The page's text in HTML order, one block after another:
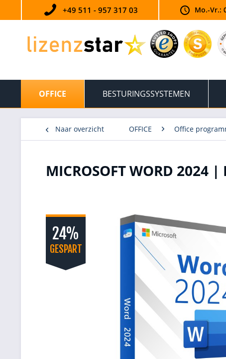
+49 511 - 957 317 03 Mo.-Vr.:
OFFICE BESTURINGSSYSTEMEN
Naar overzicht OFFICE Office
MICROSOFT WORD 2024 |
24%
GESPART